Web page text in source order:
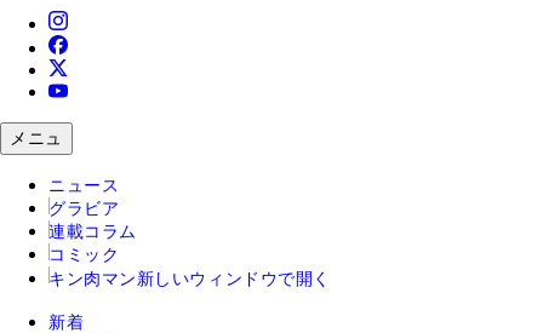
メニュ
ニュース
グラビア
連載コラム
コミック
キン肉マン 新しいウィンドウで開く
新着